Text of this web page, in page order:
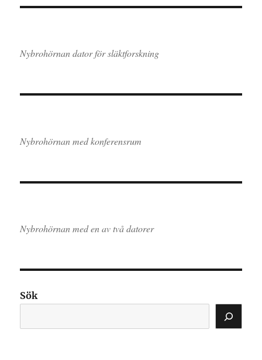
Nybrohörnan dator för släktforskning
Nybrohörnan med konferensrum
Nybrohörnan med en av två datorer
Sök